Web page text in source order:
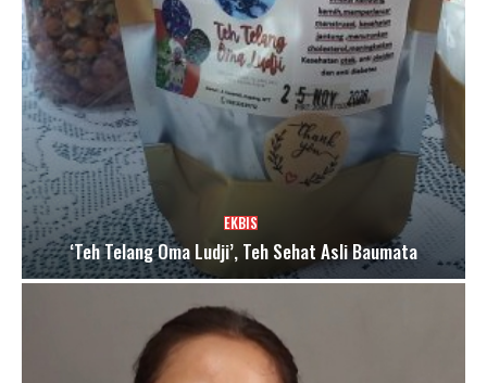
EKBIS
‘Teh Telang Oma Ludji’, Teh Sehat Asli Baumata